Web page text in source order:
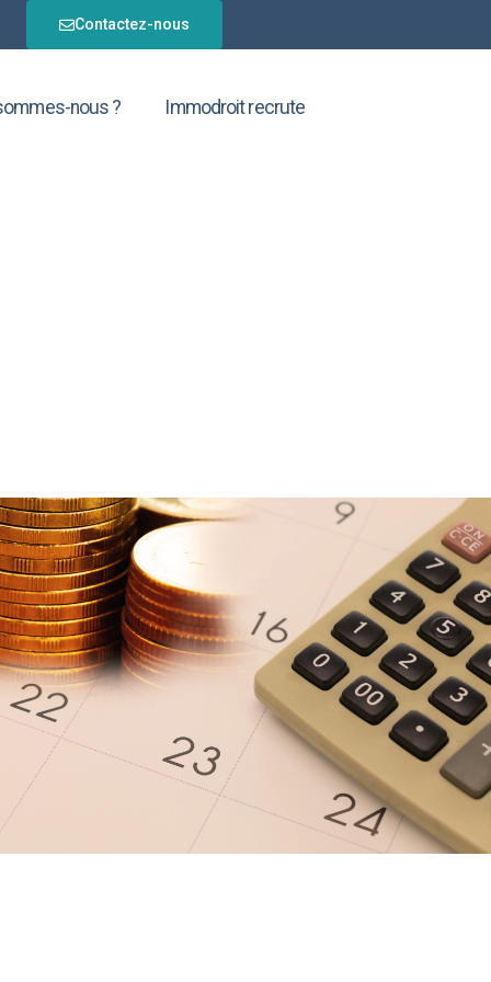
Contactez-nous
nous ? Immodroit recrute